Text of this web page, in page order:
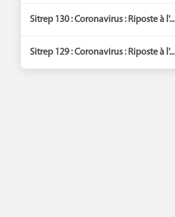
Sitrep 130 : Coronavirus : Riposte à l'...
Sitrep 129 : Coronavirus : Riposte à l'...